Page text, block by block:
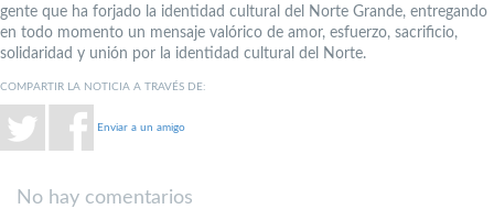
gente que ha forjado la identidad cultural del Norte Grande, entregando
en todo momento un mensaje valórico de amor, esfuerzo, sacrificio,
solidaridad y unión por la identidad cultural del Norte.
COMPARTIR LA NOTICIA A TRAVÉS DE:
Enviar a un amigo
No hay comentarios